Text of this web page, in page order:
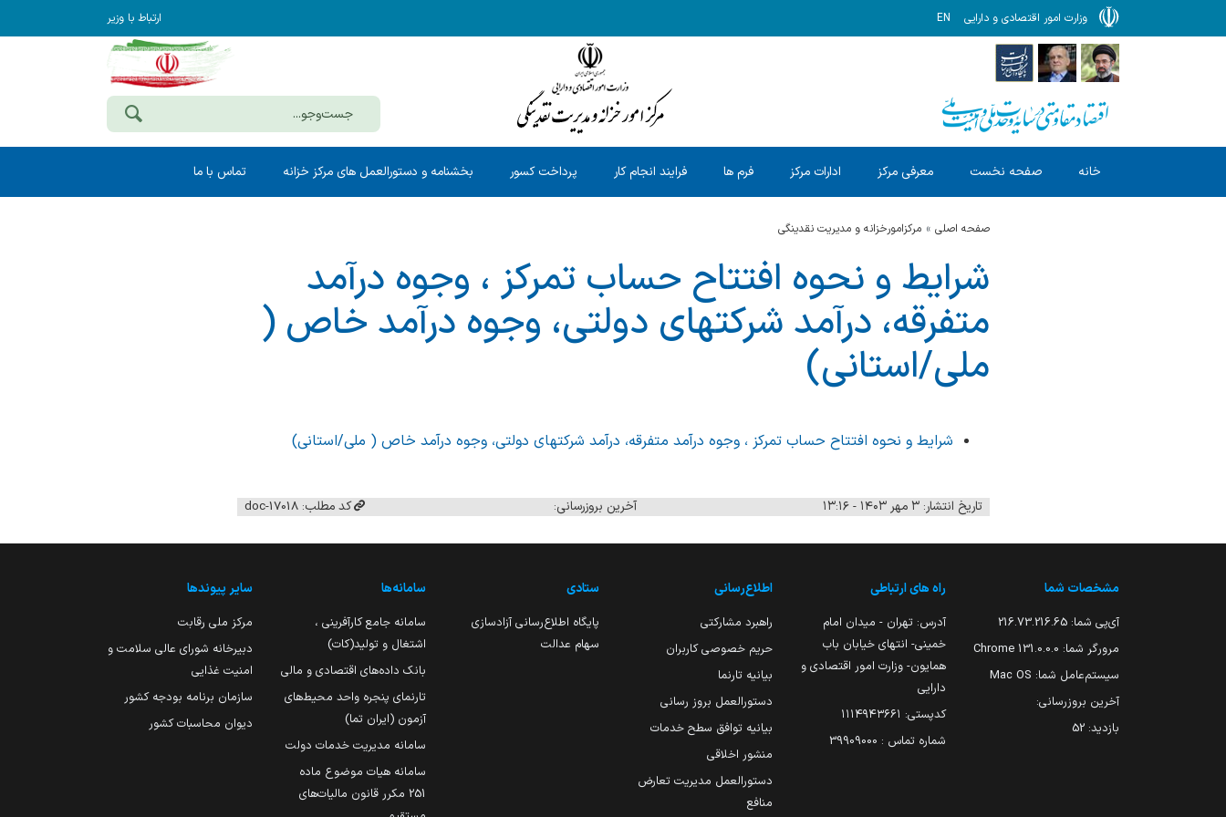
وزارت امور اقتصادی و دارایی EN ارتباط با وزیر
خانه صفحه نخست معرفی مرکز ادارات مرکز فرم ها فرایند انجام کار پرداخت کسور بخشنامه و دستورالعمل های مرکز خزانه تماس با ما
صفحه اصلی مرکزامورخزانه و مدیریت نقدینگی
شرایط و نحوه افتتاح حساب تمرکز ، وجوه درآمد
متفرقه، درآمد شرکتهای دولتی، وجوه درآمد خاص (
ملی/استانی)
شرایط و نحوه افتتاح حساب تمرکز ، وجوه درآمد متفرقه، درآمد شرکتهای دولتی، وجوه درآمد خاص ( ملی/استانی)
تاریخ انتشار: ۳ مهر ۱۴۰۳ - ۱۳:۱۶ آخرین بروزرسانی: کد مطلب: 17018-doc
مشخصات شما
آی‌پی شما: 216.73.216.65
مرورگر شما: 131.0.0.0 Chrome
سیستم‌عامل شما: Mac OS
آخرین بروزرسانی:
بازدید: 52
راه های ارتباطی
آدرس: تهران - میدان امام
خمینی- انتهای خیابان باب
همایون- وزارت امور اقتصادی و
دارایی
کدپستی: ۱۱۱۴۹۴۳۶۶۱
شماره تماس : 39909000
اطلاع‌رسانی
راهبرد مشارکتی
حریم خصوصی کاربران
بیانیه تارنما
دستورالعمل بروز رسانی
بیانیه توافق سطح خدمات
منشور اخلاقی
دستورالعمل مدیریت تعارض
منافع
ستادی
پایگاه اطلاع‌رسانی آزادسازی
سهام عدالت
سامانه‌ها
سامانه جامع کارآفرینی ،
اشتغال و تولید(کات)
بانک داده‌های اقتصادی و مالی
تارنمای پنجره واحد محیط‌های
آزمون (ایران تما)
سامانه مدیریت خدمات دولت
سامانه هیات موضوع ماده
251 مکرر قانون مالیات‌های
سایر پیوندها
مرکز ملی رقابت
دبیرخانه شورای عالی سلامت و
امنیت غذایی
سازمان برنامه بودجه کشور
دیوان محاسبات کشور